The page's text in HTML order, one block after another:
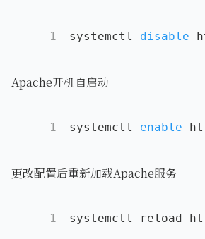
1 systemctl disable
Apache开机自启动
1 systemctl enable
更改配置后重新加载Apache服务
1 systemctl reload